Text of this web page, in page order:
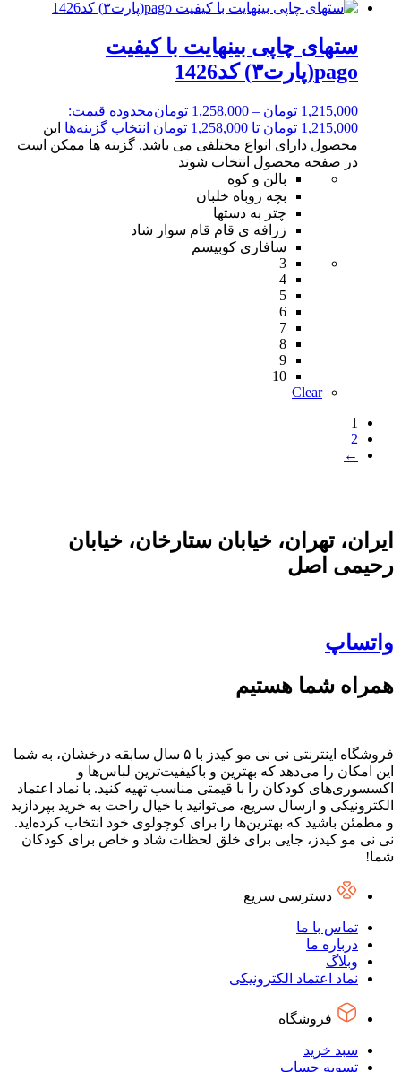
ستهای چاپی بینهایت با کیفیت
pago(پارت۳) کد1426
1,215,000 تومان –
1,258,000 تومانمحدوده قیمت:
1,215,000 تومان تا 1,258,000 تومان
انتخاب گزینه‌ها این
محصول دارای انواع مختلفی می باشد. گزینه ها ممکن است
در صفحه محصول انتخاب شوند
بالن و کوه
بچه روباه خلبان
چتر به دستها
زرافه ی قام قام سوار شاد
سافاری کوبیسم
3
4
5
6
7
8
9
10
Clear
1
2
←
ایران، تهران، خیابان ستارخان، خیابان
رحیمی اصل
واتساپ
همراه شما هستیم
فروشگاه اینترنتی نی نی مو کیدز با ۵ سال سابقه درخشان، به شما
این امکان را می‌دهد که بهترین و باکیفیت‌ترین لباس‌ها و
اکسسوری‌های کودکان را با قیمتی مناسب تهیه کنید. با نماد اعتماد
الکترونیکی و ارسال سریع، می‌توانید با خیال راحت به خرید بپردازید
و مطمئن باشید که بهترین‌ها را برای کوچولوی خود انتخاب کرده‌اید.
نی نی مو کیدز، جایی برای خلق لحظات شاد و خاص برای کودکان
شما!
دسترسی سریع
تماس با ما
درباره ما
وبلاگ
نماد اعتماد الکترونیکی
فروشگاه
سبد خرید
تسویه حساب